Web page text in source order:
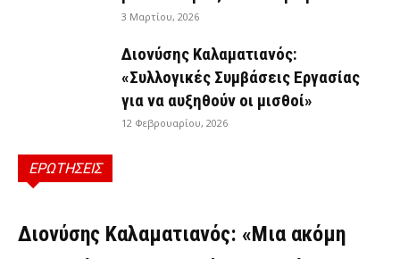
3 Μαρτίου, 2026
Διονύσης Καλαματιανός:
«Συλλογικές Συμβάσεις Εργασίας
για να αυξηθούν οι μισθοί»
12 Φεβρουαρίου, 2026
ΕΡΩΤΗΣΕΙΣ
ΕΡΩΤΉΣΕΙΣ
Διονύσης Καλαματιανός: «Μια ακόμη